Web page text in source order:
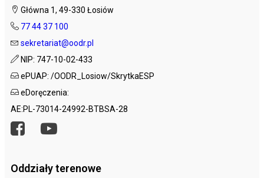
Główna 1, 49-330 Łosiów
77 44 37 100
sekretariat@oodr.pl
NIP: 747-10-02-433
ePUAP: /OODR_Losiow/SkrytkaESP
eDoręczenia:
AE:PL-73014-24992-BTBSA-28
Oddziały terenowe